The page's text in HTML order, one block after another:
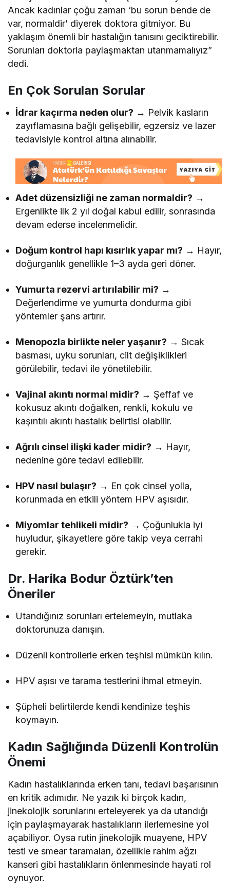
Ancak kadınlar çoğu zaman ‘bu sorun bende de
var, normaldir’ diyerek doktora gitmiyor. Bu
yaklaşım önemli bir hastalığın tanısını geciktirebilir.
Sorunları doktorla paylaşmaktan utanmamalıyız”
dedi.
En Çok Sorulan Sorular
İdrar kaçırma neden olur? → Pelvik kasların
zayıflamasına bağlı gelişebilir, egzersiz ve lazer
tedavisiyle kontrol altına alınabilir.
Adet düzensizliği ne zaman normaldir? →
Ergenlikte ilk 2 yıl doğal kabul edilir, sonrasında
devam ederse incelenmelidir.
Doğum kontrol hapı kısırlık yapar mı? → Hayır,
doğurganlık genellikle 1–3 ayda geri döner.
Yumurta rezervi artırılabilir mi? →
Değerlendirme ve yumurta dondurma gibi
yöntemler şans artırır.
Menopozla birlikte neler yaşanır? → Sıcak
basması, uyku sorunları, cilt değişiklikleri
görülebilir, tedavi ile yönetilebilir.
Vajinal akıntı normal midir? → Şeffaf ve
kokusuz akıntı doğalken, renkli, kokulu ve
kaşıntılı akıntı hastalık belirtisi olabilir.
Ağrılı cinsel ilişki kader midir? → Hayır,
nedenine göre tedavi edilebilir.
HPV nasıl bulaşır? → En çok cinsel yolla,
korunmada en etkili yöntem HPV aşısıdır.
Miyomlar tehlikeli midir? → Çoğunlukla iyi
huyludur, şikayetlere göre takip veya cerrahi
gerekir.
Dr. Harika Bodur Öztürk’ten
Öneriler
Utandığınız sorunları ertelemeyin, mutlaka
doktorunuza danışın.
Düzenli kontrollerle erken teşhisi mümkün kılın.
HPV aşısı ve tarama testlerini ihmal etmeyin.
Şüpheli belirtilerde kendi kendinize teşhis
koymayın.
Kadın Sağlığında Düzenli Kontrolün
Önemi
Kadın hastalıklarında erken tanı, tedavi başarısının
en kritik adımıdır. Ne yazık ki birçok kadın,
jinekolojik sorunlarını erteleyerek ya da utandığı
için paylaşmayarak hastalıkların ilerlemesine yol
açabiliyor. Oysa rutin jinekolojik muayene, HPV
testi ve smear taramaları, özellikle rahim ağzı
kanseri gibi hastalıkların önlenmesinde hayati rol
oynuyor.